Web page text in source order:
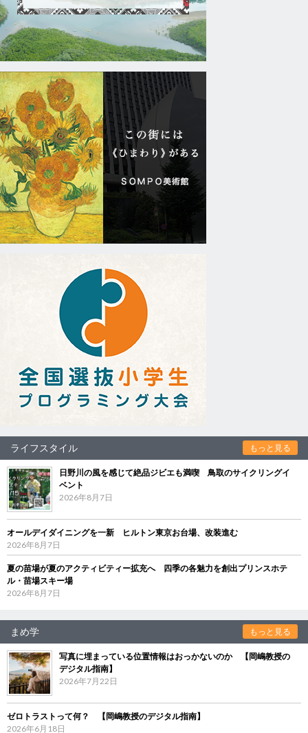
ライフスタイル もっと見る
日野川の風を感じて絶品ジビエも満喫 鳥取のサイクリングイ
ベント
2026年8月7日
オールデイダイニングを一新 ヒルトン東京お台場、改装進む
2026年8月7日
夏の苗場が夏のアクティビティー拡充へ 四季の各魅力を創出プリンスホテ
ル・苗場スキー場
2026年8月7日
まめ学 もっと見る
写真に埋まっている位置情報はおっかないのか 【岡嶋教授の
デジタル指南】
2026年7月22日
ゼロトラストって何？ 【岡嶋教授のデジタル指南】
2026年6月18日